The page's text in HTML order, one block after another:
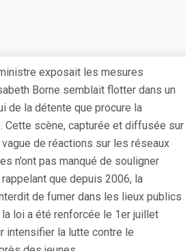
exposait les mesures
Borne semblait flotter dans un
de la détente que procure la
Cette scène, capturée et diffusée sur
de réactions sur les réseaux
n’ont pas manqué de souligner
que depuis 2006, la
de fumer dans les lieux publics
loi a été renforcée le 1er juillet
intensifier la lutte contre le